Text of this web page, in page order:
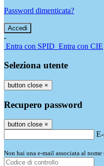
Password dimenticata?
-
Entra con SPID Entra con CIE
Seleziona utente
button close ×
Recupero password
button close ×
Non hai una e-mail associata al